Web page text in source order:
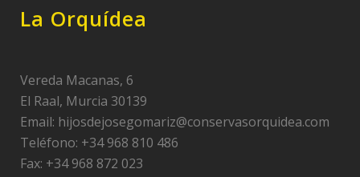
La Orquídea
Vereda Macanas, 6
El Raal, Murcia 30139
Email: hijosdejosegomariz@conservasorquidea.com
Teléfono: +34 968 810 486
Fax: +34 968 872 023